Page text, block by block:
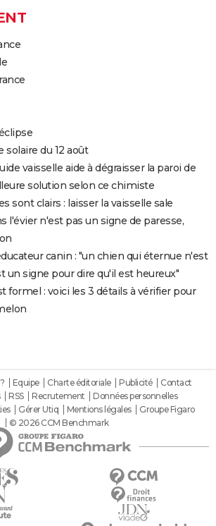
solaire du 12 août
vaisselle aide à dégraisser la paroi de
solution selon ce chimiste
sont clairs : laisser la vaisselle sale
l'évier n'est pas un signe de paresse,
canin : "un chien qui éternue n'est
un signe pour dire qu'il est heureux"
formel : voici les 3 détails à vérifier pour
Equipe Charte éditoriale Publicité
Contact
RSS Recrutement
Données personnelles
Gérer Utiq Mentions légales
Groupe Figaro
© 2026 CCM Benchmark